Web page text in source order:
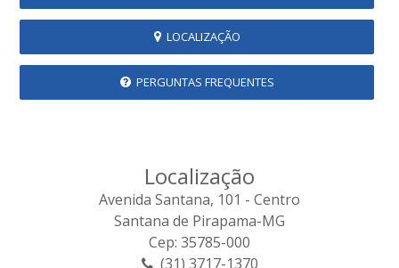
LOCALIZAÇÃO
PERGUNTAS FREQUENTES
Localização
Avenida Santana, 101 - Centro
Santana de Pirapama-MG
Cep: 35785-000
(31) 3717-1370